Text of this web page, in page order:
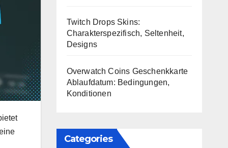
Twitch Drops Skins:
Charakterspezifisch, Seltenheit,
Designs
Overwatch Coins Geschenkkarte
Ablaufdatum: Bedingungen,
Konditionen
Categories